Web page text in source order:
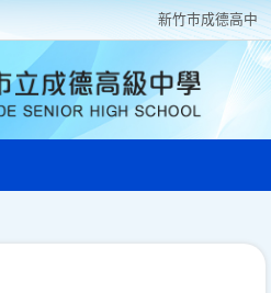
新竹巿成德高中